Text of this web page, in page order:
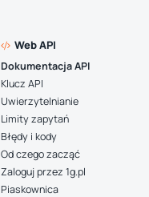
Web API
Dokumentacja API
Klucz API
Uwierzytelnianie
Limity zapytań
Błędy i kody
Od czego zacząć
Zaloguj przez 1g.pl
Piaskownica